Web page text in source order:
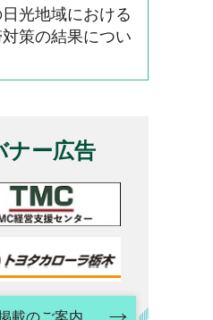
日光地域における
策の結果につい
ナー広告
載のご案内